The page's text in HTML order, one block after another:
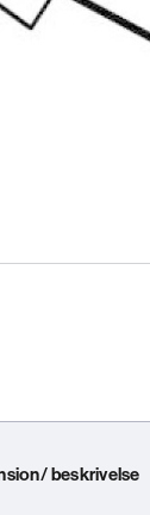
beskrivelse